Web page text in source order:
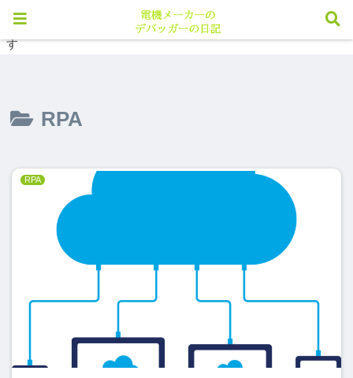
※当メディアのリンクにはアフィリエイト広告が含まれていま
す
RPA
RPA